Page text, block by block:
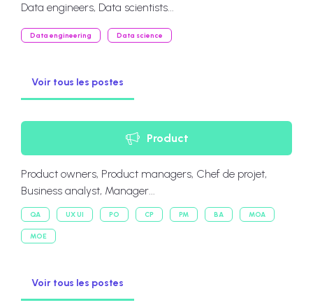
Data engineers, Data scientists...
Data engineering Data science
Voir tous les postes
Product
Product owners, Product managers, Chef de projet,
Business analyst, Manager...
QA UX UI PO CP PM BA MOA
MOE
Voir tous les postes